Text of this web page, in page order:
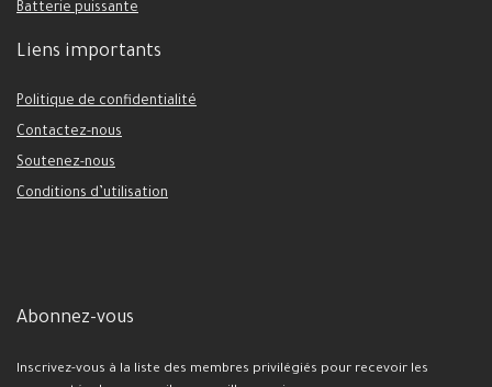
Batterie puissante
Liens importants
Politique de confidentialité
Contactez-nous
Soutenez-nous
Conditions d’utilisation
Abonnez-vous
Inscrivez-vous à la liste des membres privilégiés pour recevoir les